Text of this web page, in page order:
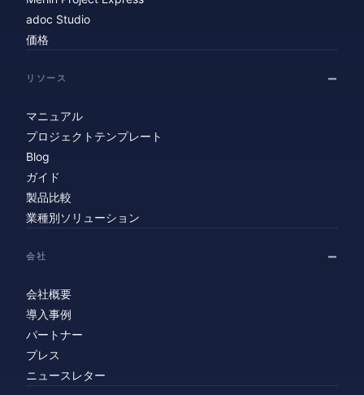
adoc Studio
価格
リソース
マニュアル
プロジェクトテンプレート
Blog
ガイド
製品比較
業種別ソリューション
会社
会社概要
導入事例
パートナー
プレス
ニュースレター